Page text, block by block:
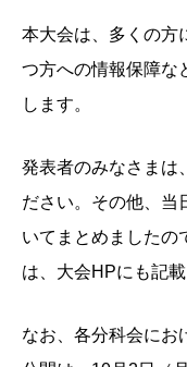
本大会は、多くの方
つ方への情報保障な
します。
発表者のみなさまは
ださい。その他、当
いてまとめましたの
は、大会HPにも記載
なお、各分科会にお